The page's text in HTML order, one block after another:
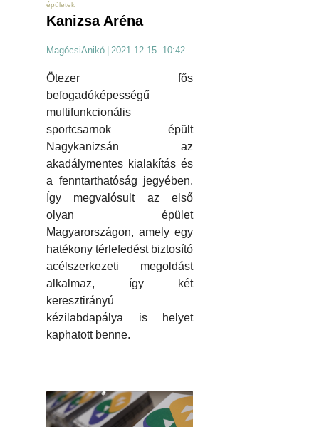
épületek
Kanizsa Aréna
MagócsiAnikó 2021.12.15. 10:42
Ötezer fős
befogadóképességű
multifunkcionális
sportcsarnok épült
Nagykanizsán az
akadálymentes kialakítás és
a fenntarthatóság jegyében.
Így megvalósult az első
olyan épület
Magyarországon, amely egy
hatékony térlefedést biztosító
acélszerkezeti megoldást
alkalmaz, így két
keresztirányú
kézilabdapálya is helyet
kaphatott benne.